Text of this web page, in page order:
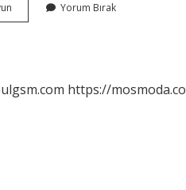
Nedir
Yorum Bırak
https://